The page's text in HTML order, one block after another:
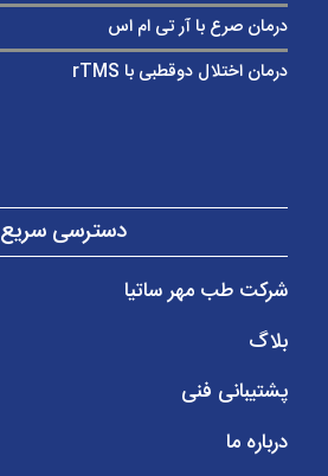
درمان صرع با آر تی ام اس
درمان اختلال دوقطبی با rTMS
دسترسی سریع
شرکت طب مهر ساتیا
بلاگ
پشتیبانی فنی
درباره ما